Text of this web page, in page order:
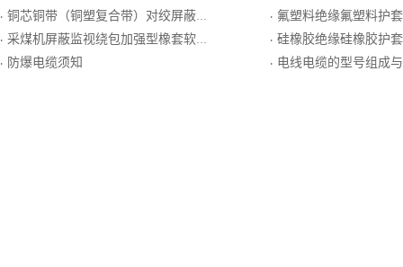
· 铜芯铜带（铜塑复合带）对绞屏蔽铜带（铜塑复合带）总屏聚氯乙烯绝缘聚氯乙烯护套计算机电缆
· 采煤机屏蔽监视绕包加强型橡套软电缆
· 防爆电缆须知
· 氟塑料绝缘氟塑料护套耐热用精密级E分度热
· 硅橡胶绝缘硅橡胶护套软
· 电线电缆的型号组成